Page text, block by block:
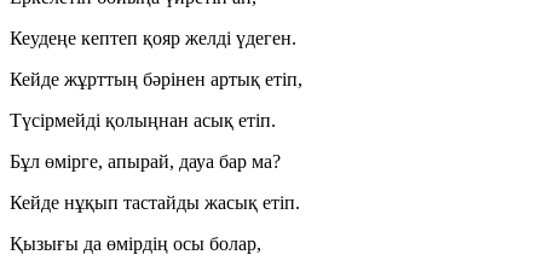
Кеудеңе кептеп қояр желді үдеген.
Кейде жұрттың бәрінен артық етіп,
Түсірмейді қолыңнан асық етіп.
Бұл өмірге, апырай, дауа бар ма?
Кейде нұқып тастайды жасық етіп.
Қызығы да өмірдің осы болар,